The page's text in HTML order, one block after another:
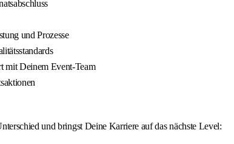
und Prozesse
mit Deinem Event-Team
und bringst Deine Karriere auf das nächste Level: